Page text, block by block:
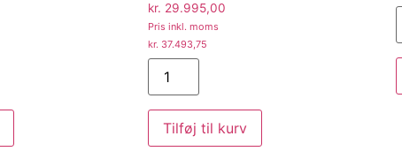
kr. 29.995,00
Pris inkl. moms
kr. 37.493,75
Tilføj til kurv